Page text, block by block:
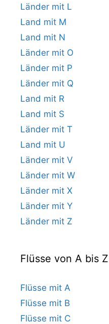
Länder mit L
Land mit M
Land mit N
Länder mit O
Länder mit P
Länder mit Q
Land mit R
Land mit S
Länder mit T
Land mit U
Länder mit V
Länder mit W
Länder mit X
Länder mit Y
Länder mit Z
Flüsse von A bis Z
Flüsse mit A
Flüsse mit B
Flüsse mit C